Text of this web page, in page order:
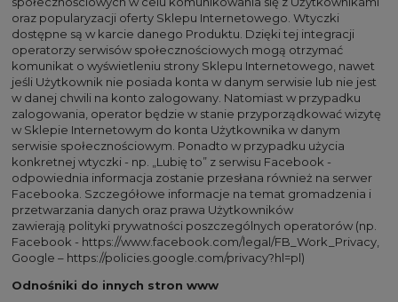
oraz popularyzacji oferty Sklepu Internetowego. Wtyczki
dostępne są w karcie danego Produktu. Dzięki tej integracji
operatorzy serwisów społecznościowych mogą otrzymać
komunikat o wyświetleniu strony Sklepu Internetowego, nawet
jeśli Użytkownik nie posiada konta w danym serwisie lub nie jest
w danej chwili na konto zalogowany. Natomiast w przypadku
zalogowania, operator będzie w stanie przyporządkować wizytę
w Sklepie Internetowym do konta Użytkownika w danym
serwisie społecznościowym. Ponadto w przypadku użycia
konkretnej wtyczki - np. „Lubię to” z serwisu Facebook -
odpowiednia informacja zostanie przesłana również na serwer
Facebooka. Szczegółowe informacje na temat gromadzenia i
przetwarzania danych oraz prawa Użytkowników
zawierają polityki prywatności poszczególnych operatorów (np.
Facebook - https://www.facebook.com/legal/FB_Work_Privacy
Google – https://policies.google.com/privacy?hl=pl)
Odnośniki do innych stron www